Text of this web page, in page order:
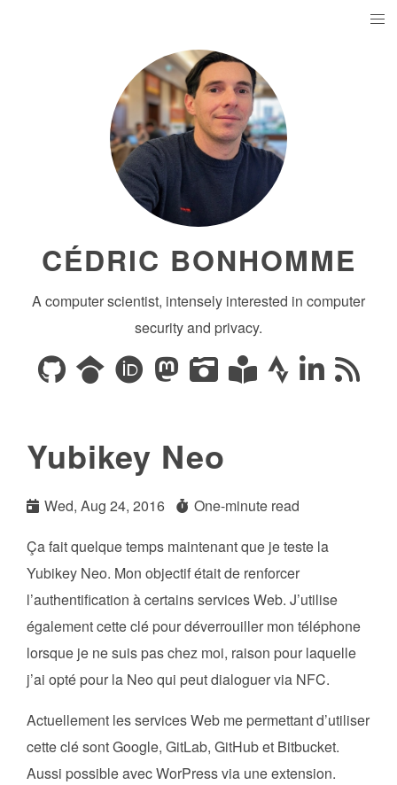
CÉDRIC BONHOMME
A computer scientist, intensely interested in computer
security and privacy.
Yubikey Neo
Wed, Aug 24, 2016
One-minute read
Ça fait quelque temps maintenant que je teste la
Yubikey Neo. Mon objectif était de renforcer
l’authentification à certains services Web. J’utilise
également cette clé pour déverrouiller mon téléphone
lorsque je ne suis pas chez moi, raison pour laquelle
j’ai opté pour la Neo qui peut dialoguer via NFC.
Actuellement les services Web me permettant d’utiliser
cette clé sont Google, GitLab, GitHub et Bitbucket.
Aussi possible avec WorPress via une extension.